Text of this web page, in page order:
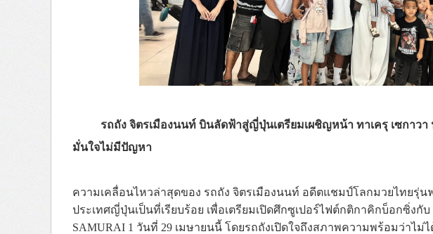
รถถัง จิตรเมืองนนท์ บินลัดฟ้าสู่ญี่ปุ่นเตรียมเผชิญหน้า ทาเครุ เซกาว
มั่นใจไม่มีปัญหา
ความเคลื่อนไหวล่าสุดของ รถถัง จิตรเมืองนนท์ อดีตแชมป์โลกมวยไทยรุ่น
ประเทศญี่ปุ่นเป็นที่เรียบร้อย เพื่อเตรียมเปิดศึกซูเปอร์ไฟต์กติกาคิกบ็อกซิ่งกับ
SAMURAI 1 วันที่ 29 เมษายนนี้ โดยรถถังเปิดใจถึงสภาพความพร้อมว่าไม่